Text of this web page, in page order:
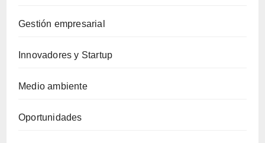
Gestión empresarial
Innovadores y Startup
Medio ambiente
Oportunidades